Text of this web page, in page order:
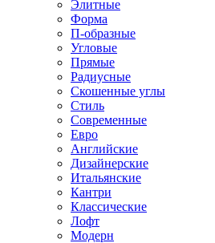
Элитные
Форма
П-образные
Угловые
Прямые
Радиусные
Скошенные углы
Стиль
Современные
Евро
Английские
Дизайнерские
Итальянские
Кантри
Классические
Лофт
Модерн